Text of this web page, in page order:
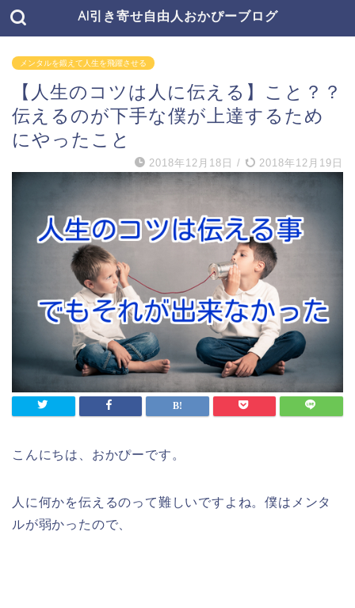
AI引き寄せ自由人おかぴーブログ
メンタルを鍛えて人生を飛躍させる
【人生のコツは人に伝える】こと？？
伝えるのが下手な僕が上達するため
にやったこと
2018年12月18日 / 2018年12月19日
こんにちは、おかぴーです。
人に何かを伝えるのって難しいですよね。僕はメンタ
ルが弱かったので、